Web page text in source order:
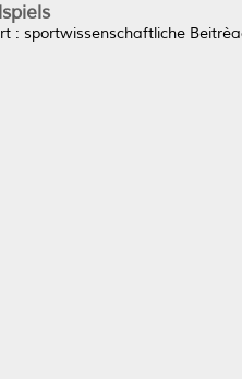
: sportwissenschaftliche